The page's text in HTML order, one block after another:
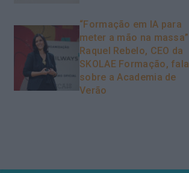
“Formação em IA para
meter a mão na massa”
Raquel Rebelo, CEO da
SKOLAE Formação, fala
sobre a Academia de
Verão